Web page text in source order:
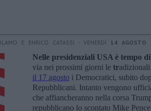
E ENRICO CATASSI - VENERDÌ 14 AGOSTO
Nelle presidenziali USA è tempo
via nei prossimi giorni le tradizionali
il 17 agosto i Democratici, subito
Repubblicani. Intanto vengono
che affiancheranno nella corsa
repubblicano lo scontato Mike